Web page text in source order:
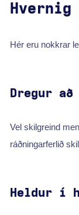
Hér eru nokkrar
Dregur
Vel skilgreind
ráðningarferlið
Heldur í